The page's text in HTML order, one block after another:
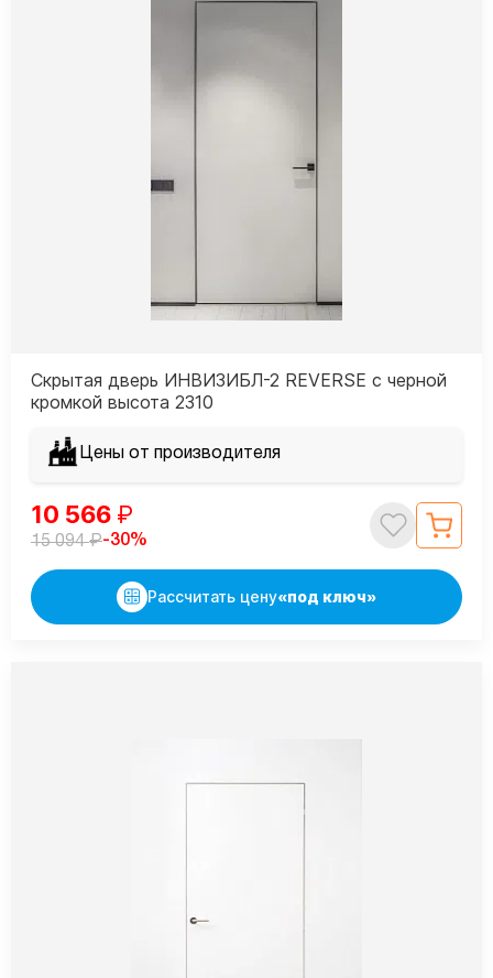
Скрытая дверь ИНВИЗИБЛ-2 REVERSE с черной
кромкой высота 2310
Цены от производителя
10 566 ₽
15 094₽-30%
Рассчитать цену«под ключ»